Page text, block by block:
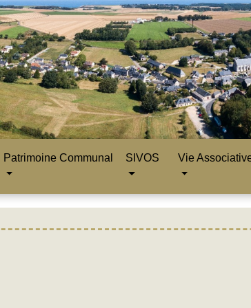
Patrimoine Communal SIVOS Vie